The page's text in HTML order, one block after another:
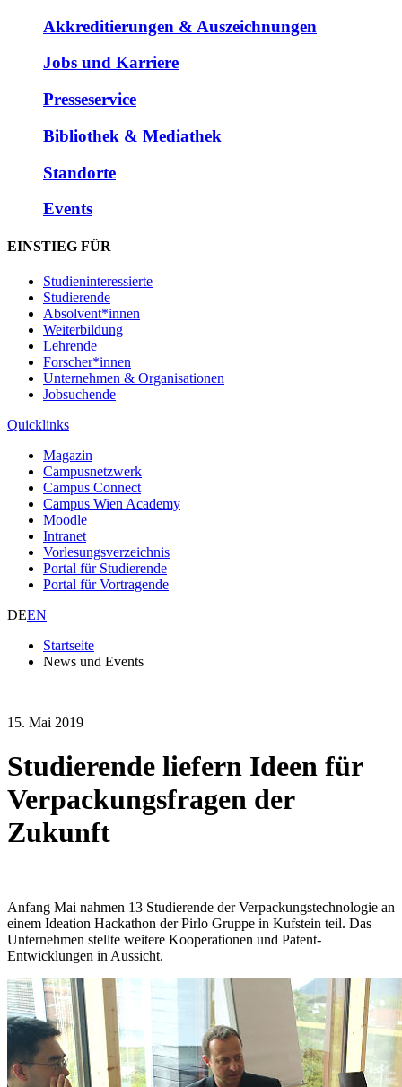
Akkreditierungen & Auszeichnungen
Jobs und Karriere
Presseservice
Bibliothek & Mediathek
Standorte
Events
EINSTIEG FÜR
Studieninteressierte
Studierende
Absolvent*innen
Weiterbildung
Lehrende
Forscher*innen
Unternehmen & Organisationen
Jobsuchende
Quicklinks
Magazin
Campusnetzwerk
Campus Connect
Campus Wien Academy
Moodle
Intranet
Vorlesungsverzeichnis
Portal für Studierende
Portal für Vortragende
DEEN
Startseite
News und Events
15. Mai 2019
Studierende liefern Ideen für
Verpackungsfragen der
Zukunft
Anfang Mai nahmen 13 Studierende der Verpackungstechnologie an
einem Ideation Hackathon der Pirlo Gruppe in Kufstein teil. Das
Unternehmen stellte weitere Kooperationen und Patent-
Entwicklungen in Aussicht.